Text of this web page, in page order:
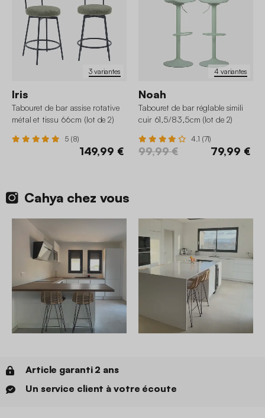
3 variantes
Iris
Tabouret de bar assise rotative
métal et tissu 66cm (lot de 2)
5 (8)
149,99 €
4 variantes
Noah
Tabouret de bar réglable simili
cuir 61,5/83,5cm (lot de 2)
4.1 (71)
99,99 € 79,99 €
Cahya chez vous
Article garanti 2 ans
Un service client à votre écoute